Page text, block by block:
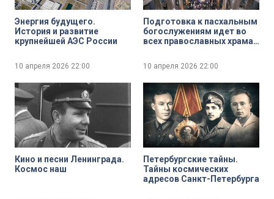
Энергия будущего.
История и развитие
крупнейшей АЭС России
10 апреля 2026 22:00
Подготовка к пасхальным
богослужениям идет во
всех православных храмах
10 апреля 2026 22:00
Кино и песни Ленинграда.
Космос наш
Петербургские тайны.
Тайны космических
адресов Санкт-Петербурга